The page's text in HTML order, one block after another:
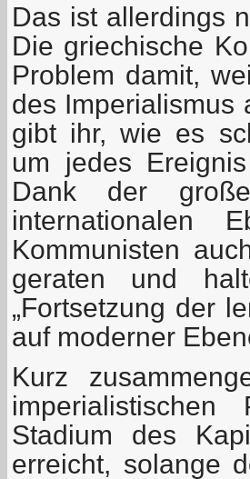
Das ist allerdings
Die griechische
Problem damit,
des Imperialismus
gibt ihr, wie es
um jedes
Dank der
internationalen
Kommunisten
geraten und
„Fortsetzung der
auf moderner
Kurz
Stadium des
erreicht, solange